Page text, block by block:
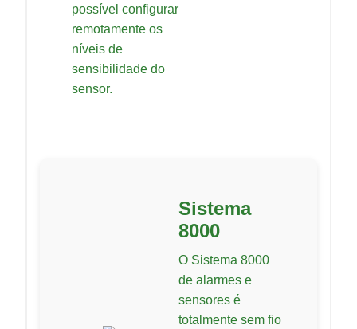
possível configurar
remotamente os
níveis de
sensibilidade do
sensor.
Sistema
8000
O Sistema 8000
de alarmes e
sensores é
totalmente sem fio